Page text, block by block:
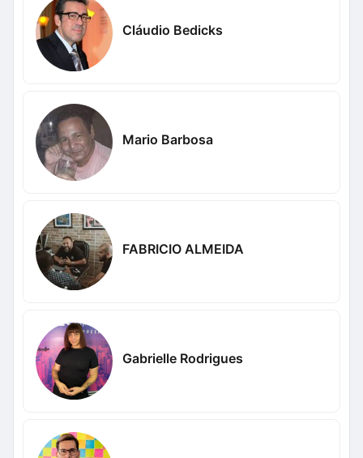
Cláudio Bedicks
Mario Barbosa
FABRICIO ALMEIDA
Gabrielle Rodrigues